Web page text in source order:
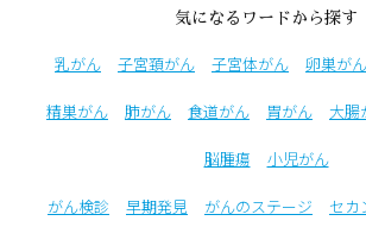
気になるワードから探す
乳がん 子宮頚がん 子宮体がん 卵巣がん
精巣がん 肺がん 食道がん 胃がん 大腸
脳腫瘍 小児がん
がん検診 早期発見 がんのステージ セカ